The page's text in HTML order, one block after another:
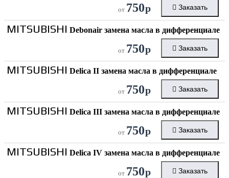
от 750р Заказать
MITSUBISHI Debonair замена масла в дифференциале
от 750р Заказать
MITSUBISHI Delica II замена масла в дифференциале
от 750р Заказать
MITSUBISHI Delica III замена масла в дифференциале
от 750р Заказать
MITSUBISHI Delica IV замена масла в дифференциале
от 750р Заказать